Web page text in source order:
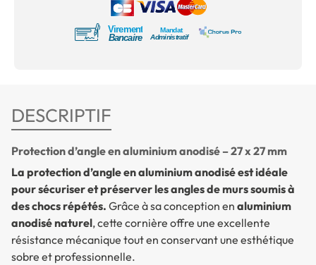
DESCRIPTIF
Protection d’angle en aluminium anodisé – 27 x 27 mm
La protection d’angle en aluminium anodisé est idéale
pour sécuriser et préserver les angles de murs soumis à
des chocs répétés. Grâce à sa conception en aluminium
anodisé naturel, cette cornière offre une excellente
résistance mécanique tout en conservant une esthétique
sobre et professionnelle.